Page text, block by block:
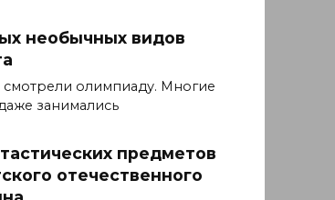
необычных видов
олимпиаду. Многие
занимались
предметов
отечественного